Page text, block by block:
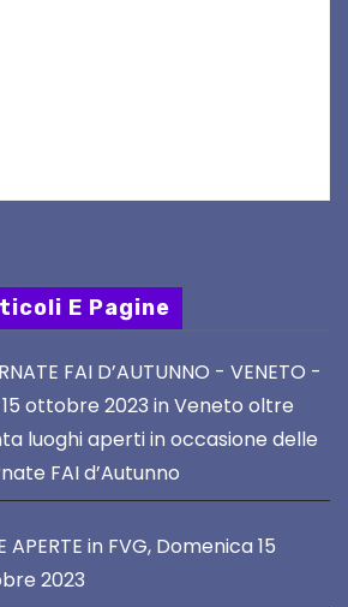
E Pagine
FAI D’AUTUNNO - VENETO -
15 ottobre 2023 in Veneto oltre
luoghi aperti in occasione delle
FAI d’Autunno
APERTE in FVG, Domenica 15
2023